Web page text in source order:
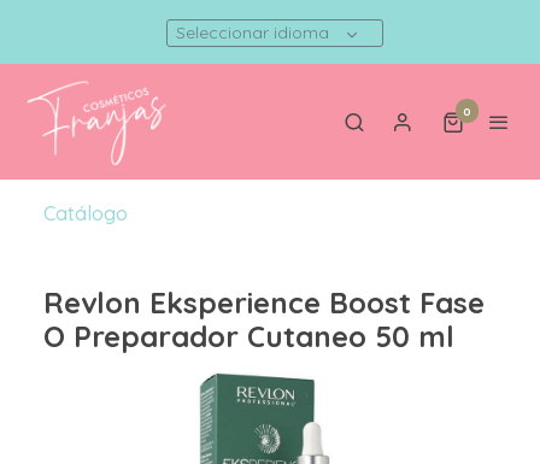
Seleccionar idioma
0
Catálogo
Revlon Eksperience Boost Fase
O Preparador Cutaneo 50 ml